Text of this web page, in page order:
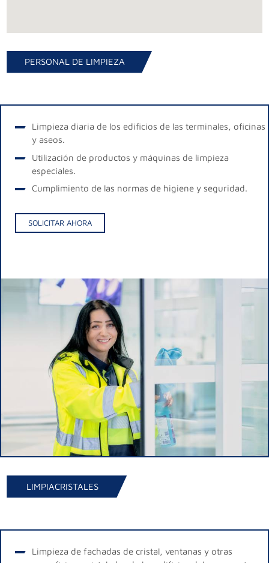
PERSONAL DE LIMPIEZA
Limpieza diaria de los edificios de las terminales, oficinas
y aseos.
Utilización de productos y máquinas de limpieza
especiales.
Cumplimiento de las normas de higiene y seguridad.
SOLICITAR AHORA
LIMPIACRISTALES
Limpieza de fachadas de cristal, ventanas y otras